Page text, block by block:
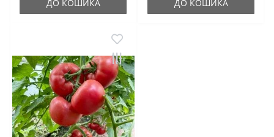
ДО КОШИКА ДО КОШИКА